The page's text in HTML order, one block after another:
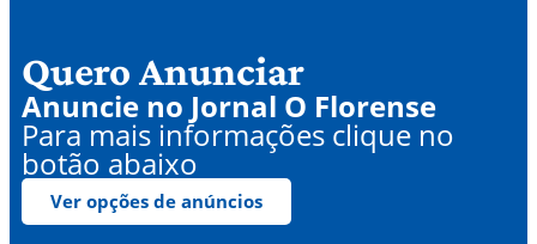
Quero Anunciar
Anuncie no Jornal O Florense
Para mais informações clique no
botão abaixo
Ver opções de anúncios